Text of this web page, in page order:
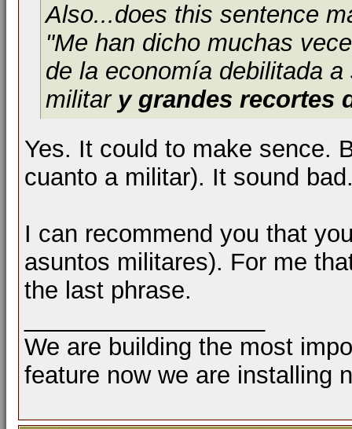
Also...does this sentence
"Me han dicho muchas
de la economía debilitada
militar y grandes recortes
Yes. It could to make sence.
cuanto a militar). It sound
I can recommend you that
asuntos militares). For me
the last phrase.
We are building the most
feature now we are installing